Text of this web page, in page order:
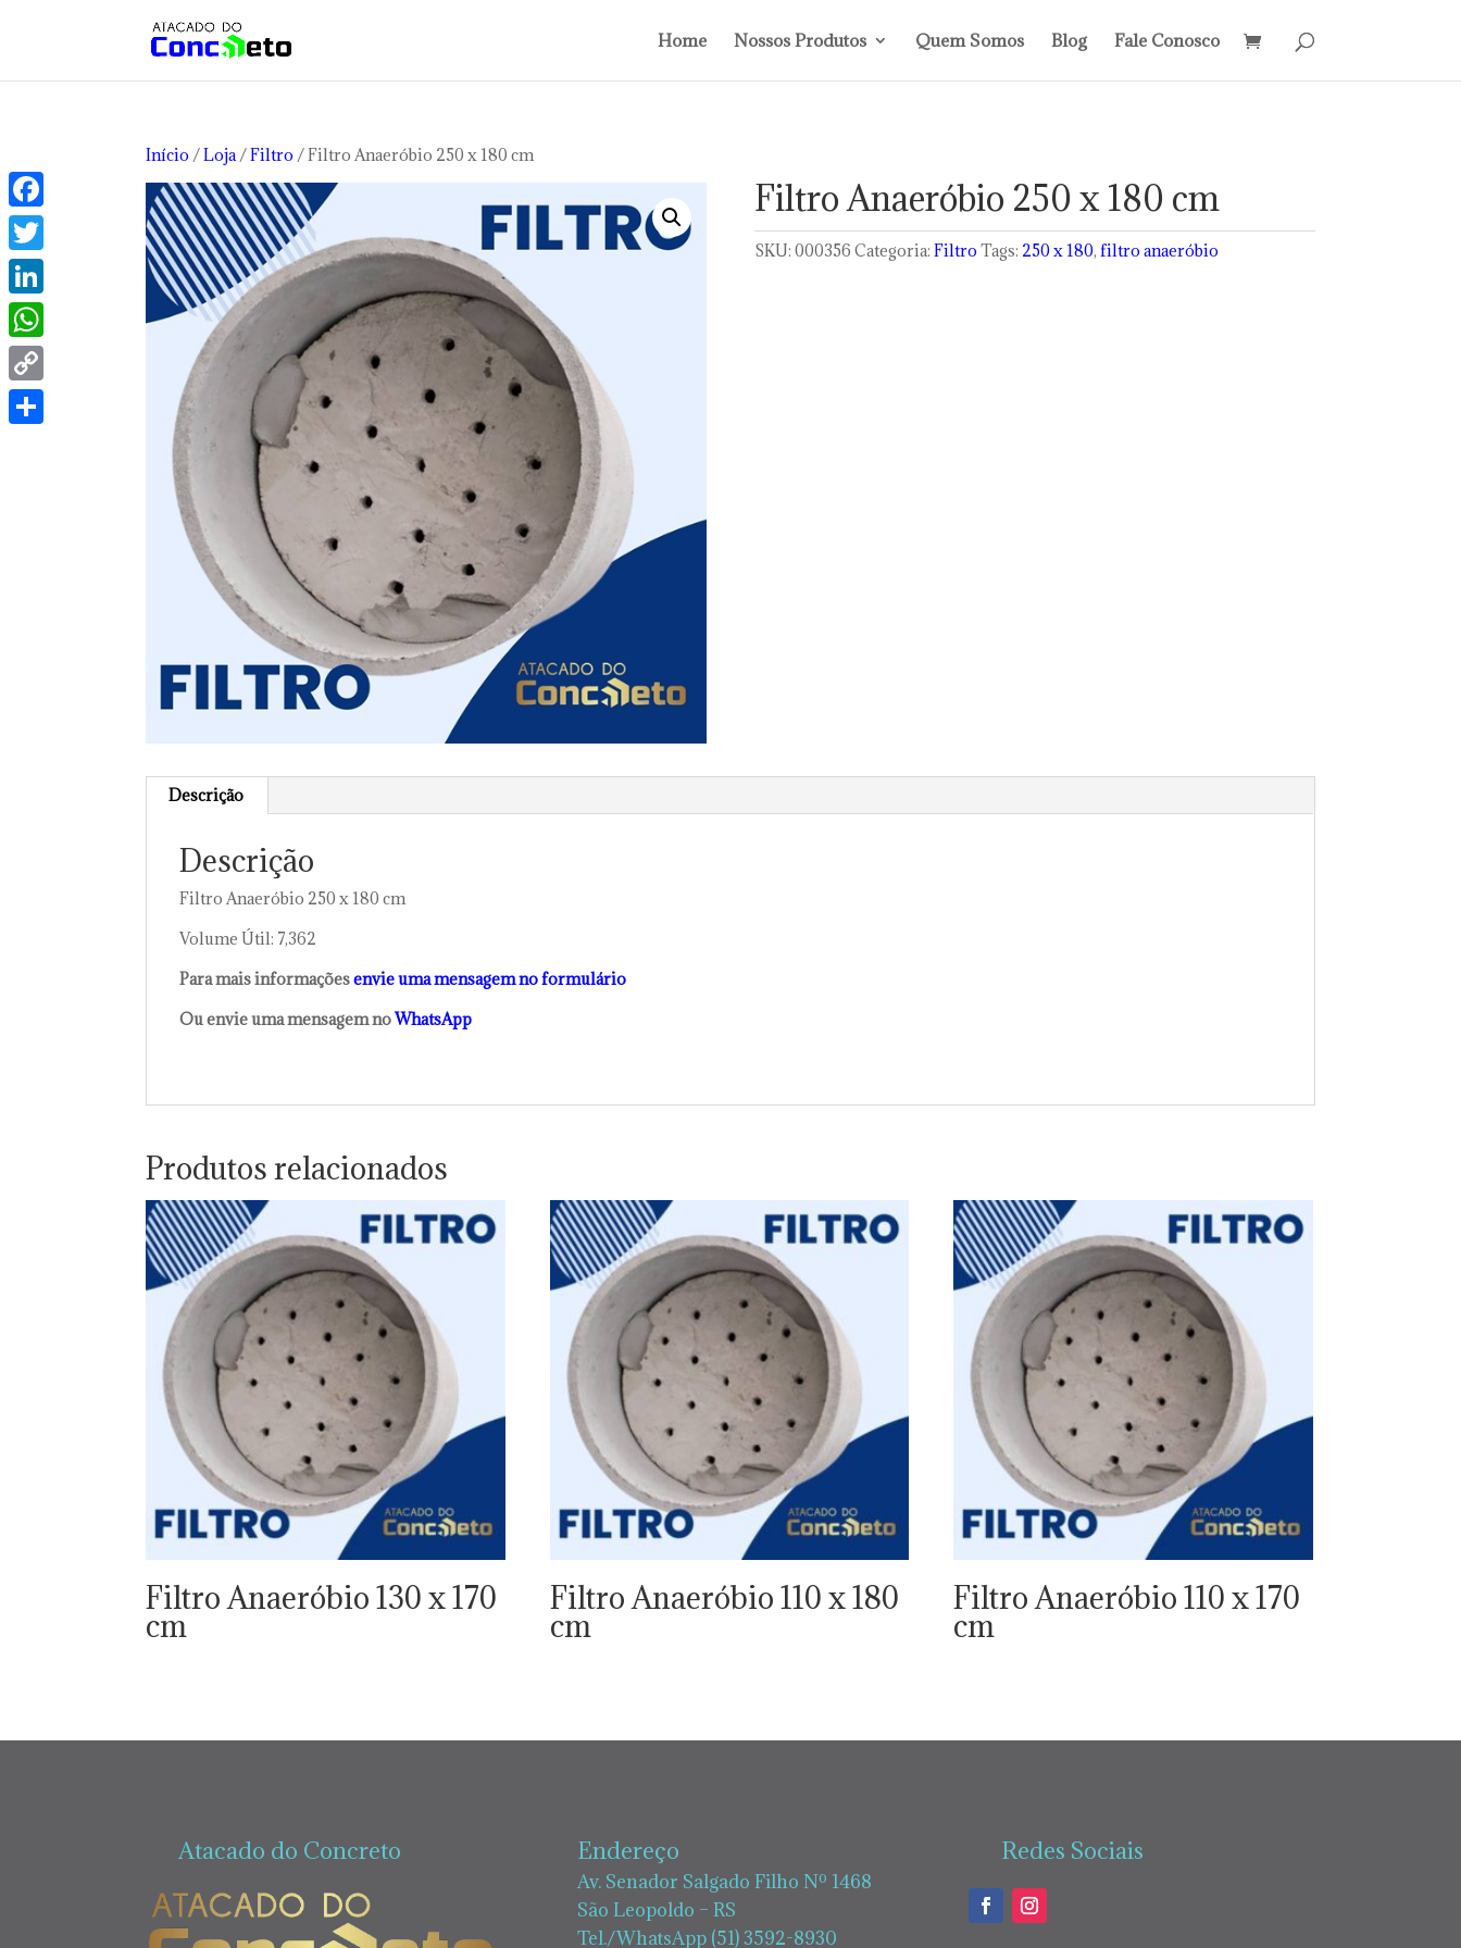
Home Nossos Produtos Quem Somos Blog Fale Conosco
Início /Loja/Filtro / Filtro Anaeróbio 250 x 180 cm
Filtro Anaeróbio 250 x 180 cm
SKU: 000356 Categoria: Filtro Tags: 250 x 180, filtro anaeróbio
Descrição
Descrição
Filtro Anaeróbio 250 x 180 cm
Volume Útil: 7,362
Para mais informaçõesenvie uma mensagem no formulário
Ou envie uma mensagem noWhatsApp
Produtos relacionados
Filtro Anaeróbio 130 x 170
cm
Filtro Anaeróbio 110 x 180
cm
Filtro Anaeróbio 110 x 170
cm
Atacado do Concreto Endereço
Av. Senador Salgado Filho Nº 1468
São Leopoldo – RS
Tel./WhatsApp (51) 3592-8930
Redes Sociais
Facebook
Twitter
LinkedIn
WhatsApp
Copy